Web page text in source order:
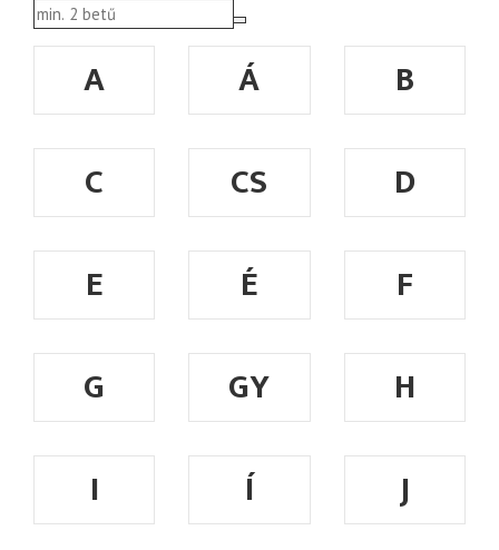
A Á
B
C
CS
D
E
É
F
G
GY
H
I
Í J